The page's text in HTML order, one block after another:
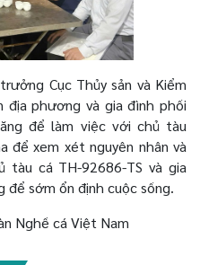
Cục Thủy sản và Kiểm
địa phương và gia đình phối
để làm việc với chủ tàu
để xem xét nguyên nhân và
cá TH-92686-TS và gia
sớm ổn định cuộc sống.
Nghề cá Việt Nam